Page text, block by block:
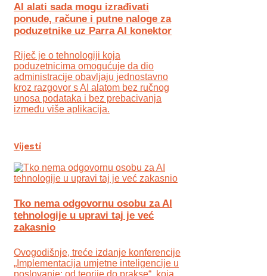
AI alati sada mogu izrađivati
ponude, račune i putne naloge za
poduzetnike uz Parra AI konektor
Riječ je o tehnologiji koja
poduzetnicima omogućuje da dio
administracije obavljaju jednostavno
kroz razgovor s AI alatom bez ručnog
unosa podataka i bez prebacivanja
između više aplikacija.
Vijesti
Tko nema odgovornu osobu za AI
tehnologije u upravi taj je već
zakasnio
Ovogodišnje, treće izdanje konferencije
„Implementacija umjetne inteligencije u
poslovanje: od teorije do prakse“, koja